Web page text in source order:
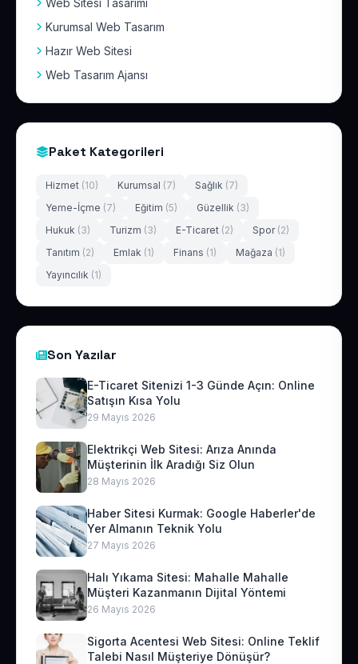
Web Sitesi Tasarımı
Kurumsal Web Tasarım
Hazır Web Sitesi
Web Tasarım Ajansı
Paket Kategorileri
Hizmet (10) Kurumsal (7) Sağlık (7)
Yeme-İçme (7) Eğitim (5) Güzellik (3)
Hukuk (3) Turizm (3) E-Ticaret (2) Spor (2)
Tanıtım (2) Emlak (1) Finans (1) Mağaza (1)
Yayıncılık (1)
Son Yazılar
E-Ticaret Sitenizi 1-3 Günde Açın: Online
Satışın Kısa Yolu
29 Mayıs 2026
Elektrikçi Web Sitesi: Arıza Anında
Müşterinin İlk Aradığı Siz Olun
28 Mayıs 2026
Haber Sitesi Kurmak: Google Haberler'de
Yer Almanın Teknik Yolu
27 Mayıs 2026
Halı Yıkama Sitesi: Mahalle Mahalle
Müşteri Kazanmanın Dijital Yöntemi
26 Mayıs 2026
Sigorta Acentesi Web Sitesi: Online Teklif
Talebi Nasıl Müşteriye Dönüşür?